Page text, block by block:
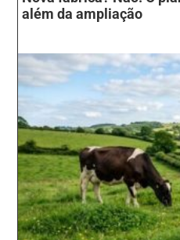
além da ampliação